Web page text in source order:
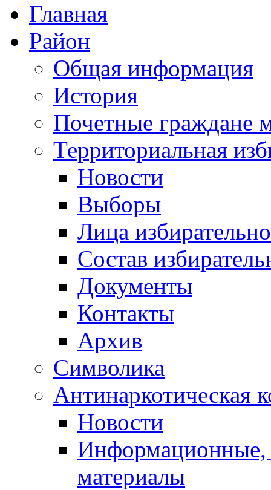
Главная
Район
Общая информация
История
Почетные граждане
Территориальная
Новости
Выборы
Лица
Состав
Документы
Контакты
Архив
Символика
Антинаркотическая
Новости
Информационные,
материалы